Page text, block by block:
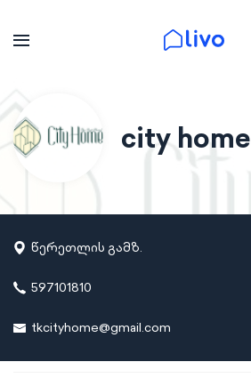
city home
წერეთლის გამზ.
597101810
tkcityhome@gmail.com